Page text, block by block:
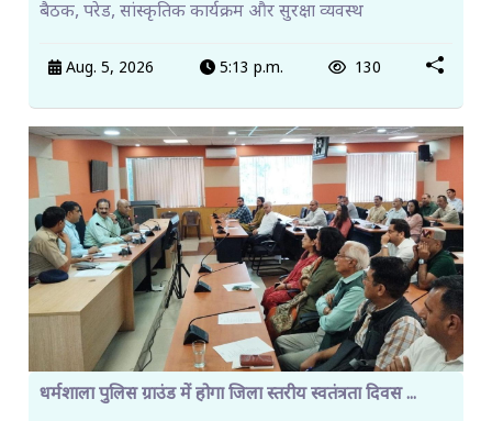
बैठक, परेड, सांस्कृतिक कार्यक्रम और सुरक्षा व्यवस्थ
Aug. 5, 2026 5:13 p.m. 130
धर्मशाला पुलिस ग्राउंड में होगा जिला स्तरीय स्वतंत्रता दिवस ...